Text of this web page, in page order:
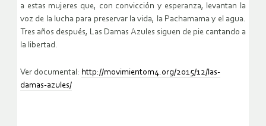
a estas mujeres que, con convicción y esperanza, levantan la
voz de la lucha para preservar la vida, la Pachamama y el agua.
Tres años después, Las Damas Azules siguen de pie cantando a
la libertad.
Ver documental: http://movimientom4.org/2015/12/las-
damas-azules/